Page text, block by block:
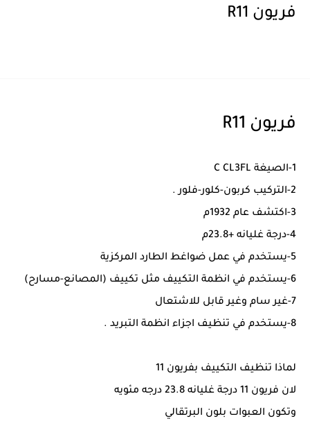
فريون R11
فريون R11
1-الصيغة C CL3FL
2-التركيب كربون-كلور-فلور .
3-اكتشف عام 1932م
4-درجة غليانه +23.8م
5-يستخدم في عمل ضواغط الطارد المركزية
6-يستخدم في انظمة التكييف مثل تكييف (المصانع-مسارح)
7-غير سام وغير قابل للاشتعال
8-يستخدم في تنظيف اجزاء انظمة التبريد .
لماذا تنظيف التكييف بفريون 11
لان فريون 11 درجة غليانه 23.8 درجه مئويه
وتكون العبوات بلون البرتقالي